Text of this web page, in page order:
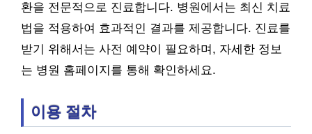
환을 전문적으로 진료합니다. 병원에서는 최신 치료
법을 적용하여 효과적인 결과를 제공합니다. 진료를
받기 위해서는 사전 예약이 필요하며, 자세한 정보
는 병원 홈페이지를 통해 확인하세요.
이용 절차